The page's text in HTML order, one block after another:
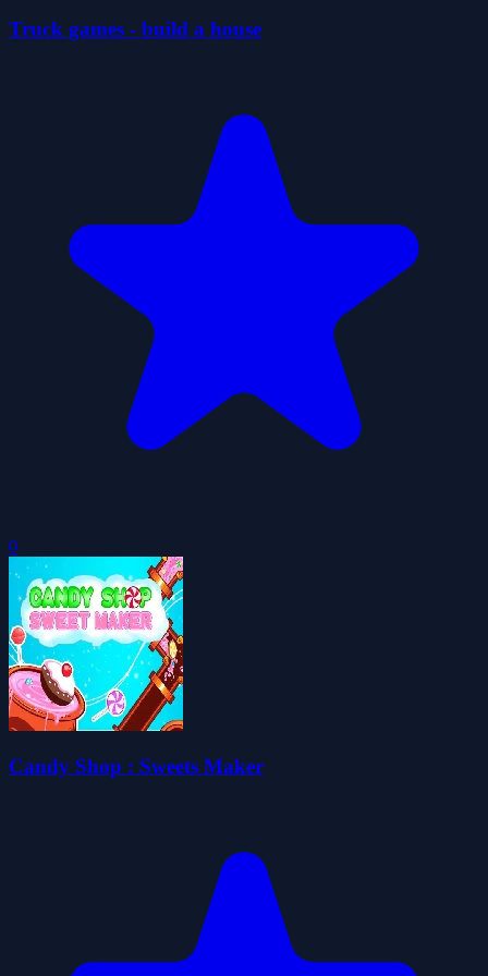
Truck games - build a house
0
Candy Shop : Sweets Maker